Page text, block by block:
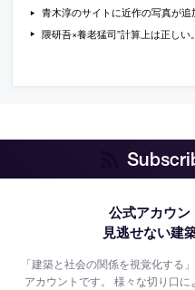
青木淳のサイトに近作の写真が追
隈研吾×養老猛司”計算上は正しい
公式アカウン
見逃せない建
「建築と社会の関係を視覚化する
アカウントです。様々な切り口に